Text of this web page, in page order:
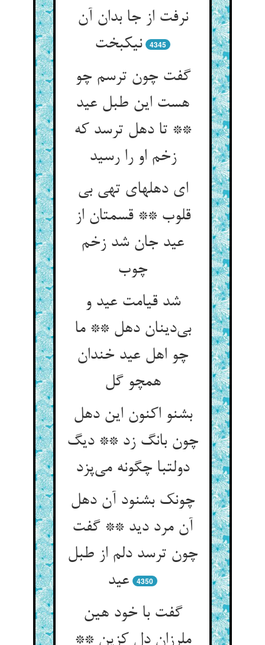
نرفت از جا بدان آن
نیکبخت
4345
گفت چون ترسم چو
هست این طبل عید
** تا دهل ترسد که
زخم او را رسید
ای دهلهای تهی بی
قلوب ** قسمتان از
عید جان شد زخم
چوب
شد قیامت عید و
بی‌دینان دهل ** ما
چو اهل عید خندان
همچو گل
بشنو اکنون این دهل
چون بانگ زد ** دیگ
دولتبا چگونه می‌پزد
چونک بشنود آن دهل
آن مرد دید ** گفت
چون ترسد دلم از طبل
عید
4350
گفت با خود هین
ملرزان دل کزین **